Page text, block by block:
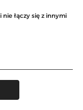
łączy się z innymi